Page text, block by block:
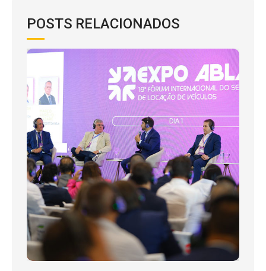
POSTS RELACIONADOS